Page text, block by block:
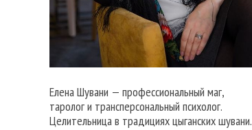
Елена Шувани — профессиональный маг,
таролог и трансперсональный психолог.
Целительница в традициях цыганских шувани.